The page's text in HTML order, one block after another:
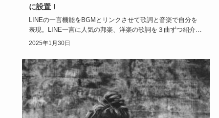
に設置！
LINEの一言機能をBGMとリンクさせて歌詞と音楽で自分を
表現。LINE一言に人気の邦楽、洋楽の歌詞を３曲ずつ紹介し
ます。…
2025年1月30日